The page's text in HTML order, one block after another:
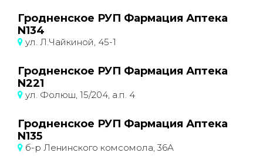
Гродненское РУП Фармация Аптека
N134
ул. Л.Чайкиной, 45-1
Гродненское РУП Фармация Аптека
N221
ул. Фолюш, 15/204, а.п. 4
Гродненское РУП Фармация Аптека
N135
б-р Ленинского комсомола, 36А